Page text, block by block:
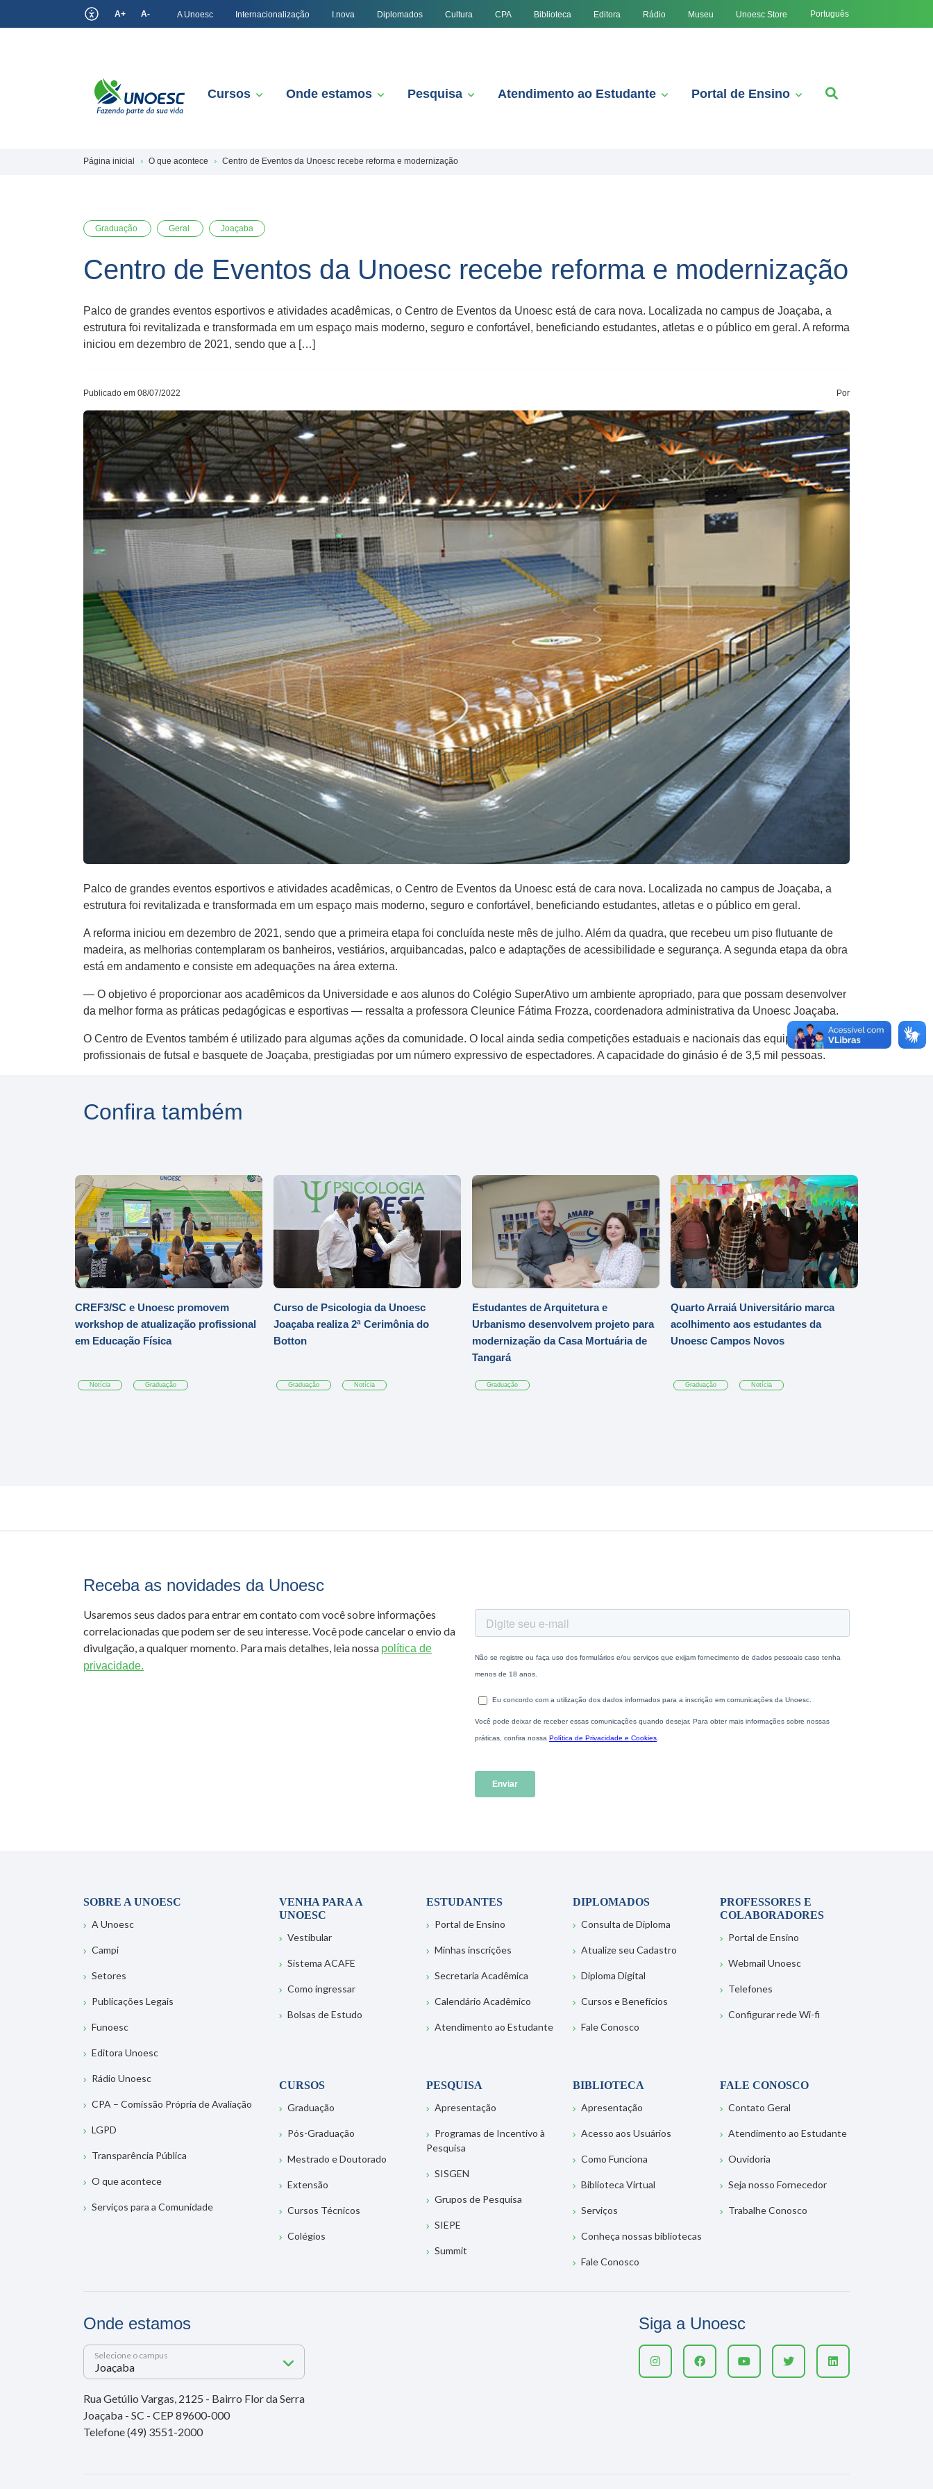
A+ A- A Unoesc Internacionalização I.nova Diplomados Cultura CPA Biblioteca Editora Rádio Museu Unoesc Store Português
Cursos Onde estamos Pesquisa Atendimento ao Estudante Portal de Ensino
Página inicial O que acontece Centro de Eventos da Unoesc recebe reforma e modernização
Graduação Geral Joaçaba
Centro de Eventos da Unoesc recebe reforma e modernização
Palco de grandes eventos esportivos e atividades acadêmicas, o Centro de Eventos da Unoesc está de cara nova. Localizada no campus de Joaçaba, a
estrutura foi revitalizada e transformada em um espaço mais moderno, seguro e confortável, beneficiando estudantes, atletas e o público em geral. A reforma
iniciou em dezembro de 2021, sendo que a […]
Publicado em 08/07/2022 Por
Palco de grandes eventos esportivos e atividades acadêmicas, o Centro de Eventos da Unoesc está de cara nova. Localizada no campus de Joaçaba, a
estrutura foi revitalizada e transformada em um espaço mais moderno, seguro e confortável, beneficiando estudantes, atletas e o público em geral.
A reforma iniciou em dezembro de 2021, sendo que a primeira etapa foi concluída neste mês de julho. Além da quadra, que recebeu um piso flutuante de
madeira, as melhorias contemplaram os banheiros, vestiários, arquibancadas, palco e adaptações de acessibilidade e segurança. A segunda etapa da obra
está em andamento e consiste em adequações na área externa.
— O objetivo é proporcionar aos acadêmicos da Universidade e aos alunos do Colégio SuperAtivo um ambiente apropriado, para que possam desenvolver
da melhor forma as práticas pedagógicas e esportivas — ressalta a professora Cleunice Fátima Frozza, coordenadora administrativa da Unoesc Joaçaba.
O Centro de Eventos também é utilizado para algumas ações da comunidade. O local ainda sedia competições estaduais e nacionais das equipes
profissionais de futsal e basquete de Joaçaba, prestigiadas por um número expressivo de espectadores. A capacidade do ginásio é de 3,5 mil pessoas.
Confira também
CREF3/SC e Unoesc promovem
workshop de atualização profissional
em Educação Física
Notícia Graduação
Curso de Psicologia da Unoesc
Joaçaba realiza 2ª Cerimônia do
Botton
Graduação Notícia
Estudantes de Arquitetura e
Urbanismo desenvolvem projeto para
modernização da Casa Mortuária de
Tangará
Graduação
Quarto Arraiá Universitário marca
acolhimento aos estudantes da
Unoesc Campos Novos
Graduação Notícia
Receba as novidades da Unoesc
Usaremos seus dados para entrar em contato com você sobre informações
correlacionadas que podem ser de seu interesse. Você pode cancelar o envio da
divulgação, a qualquer momento. Para mais detalhes, leia nossa política de
privacidade.
SOBRE A UNOESC
A Unoesc
Campi
Setores
Publicações Legais
Funoesc
Editora Unoesc
Rádio Unoesc
CPA – Comissão Própria de Avaliação
LGPD
Transparência Pública
O que acontece
Serviços para a Comunidade
VENHA PARA A
UNOESC
Vestibular
Sistema ACAFE
Como ingressar
Bolsas de Estudo
ESTUDANTES
Portal de Ensino
Minhas inscrições
Secretaria Acadêmica
Calendário Acadêmico
Atendimento ao Estudante
DIPLOMADOS
Consulta de Diploma
Atualize seu Cadastro
Diploma Digital
Cursos e Benefícios
Fale Conosco
PROFESSORES E
COLABORADORES
Portal de Ensino
Webmail Unoesc
Telefones
Configurar rede Wi-fi
CURSOS
Graduação
Pós-Graduação
Mestrado e Doutorado
Extensão
Cursos Técnicos
Colégios
PESQUISA
Apresentação
Programas de Incentivo à
Pesquisa
SISGEN
Grupos de Pesquisa
SIEPE
Summit
BIBLIOTECA
Apresentação
Acesso aos Usuários
Como Funciona
Biblioteca Virtual
Serviços
Conheça nossas bibliotecas
Fale Conosco
FALE CONOSCO
Contato Geral
Atendimento ao Estudante
Ouvidoria
Seja nosso Fornecedor
Trabalhe Conosco
Onde estamos
Selecione o campus
Rua Getúlio Vargas, 2125 - Bairro Flor da Serra
Joaçaba - SC - CEP 89600-000
Telefone (49) 3551-2000
Siga a Unoesc